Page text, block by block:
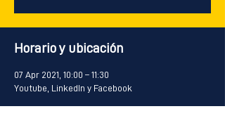
Horario y ubicación
07 Apr 2021, 10:00 – 11:30
Youtube, LinkedIn y Facebook